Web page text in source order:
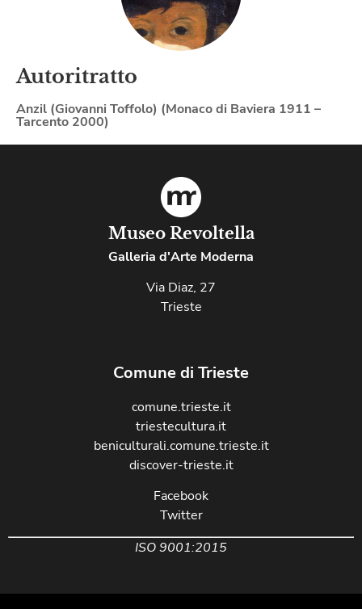
Autoritratto
Anzil (Giovanni Toffolo) (Monaco di Baviera 1911 –
Tarcento 2000)
Museo Revoltella
Galleria d'Arte Moderna
Via Diaz, 27
Trieste
Comune di Trieste
comune.trieste.it
triestecultura.it
beniculturali.comune.trieste.it
discover-trieste.it
Facebook
Twitter
ISO 9001:2015